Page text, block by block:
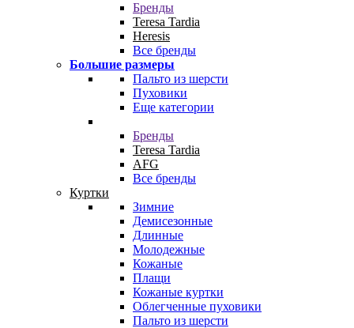
Бренды
Teresa Tardia
Heresis
Все бренды
Большие размеры
Пальто из шерсти
Пуховики
Еще категории
Бренды
Teresa Tardia
AFG
Все бренды
Куртки
Зимние
Демисезонные
Длинные
Молодежные
Кожаные
Плащи
Кожаные куртки
Облегченные пуховики
Пальто из шерсти